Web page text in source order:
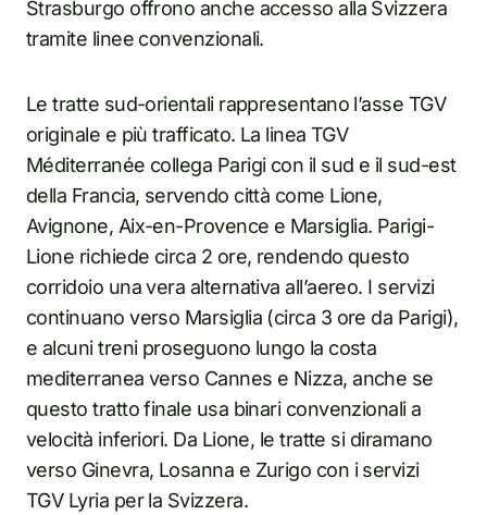
Strasburgo offrono anche accesso alla Svizzera
tramite linee convenzionali.
Le tratte sud-orientali rappresentano l’asse TGV
originale e più trafficato. La linea TGV
Méditerranée collega Parigi con il sud e il sud-est
della Francia, servendo città come Lione,
Avignone, Aix-en-Provence e Marsiglia. Parigi-
Lione richiede circa 2 ore, rendendo questo
corridoio una vera alternativa all’aereo. I servizi
continuano verso Marsiglia (circa 3 ore da Parigi),
e alcuni treni proseguono lungo la costa
mediterranea verso Cannes e Nizza, anche se
questo tratto finale usa binari convenzionali a
velocità inferiori. Da Lione, le tratte si diramano
verso Ginevra, Losanna e Zurigo con i servizi
TGV Lyria per la Svizzera.